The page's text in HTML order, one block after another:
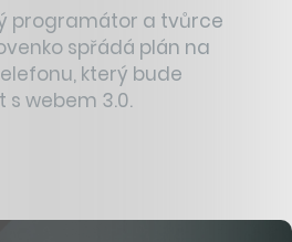
programátor a tvůrce
spřádá plán na
který bude
webem 3.0.